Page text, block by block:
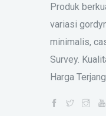
Produk
variasi
minimalis,
Survey.
Harga